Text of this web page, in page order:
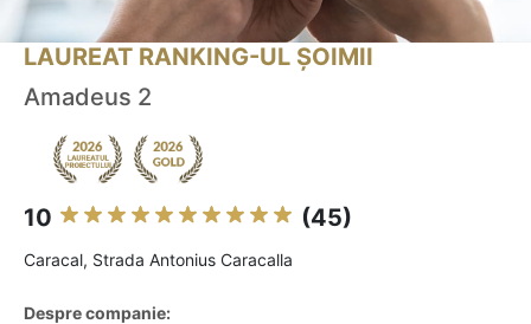
LAUREAT RANKING-UL ȘOIMII
Amadeus 2
10 (45)
Caracal, Strada Antonius Caracalla
Despre companie: